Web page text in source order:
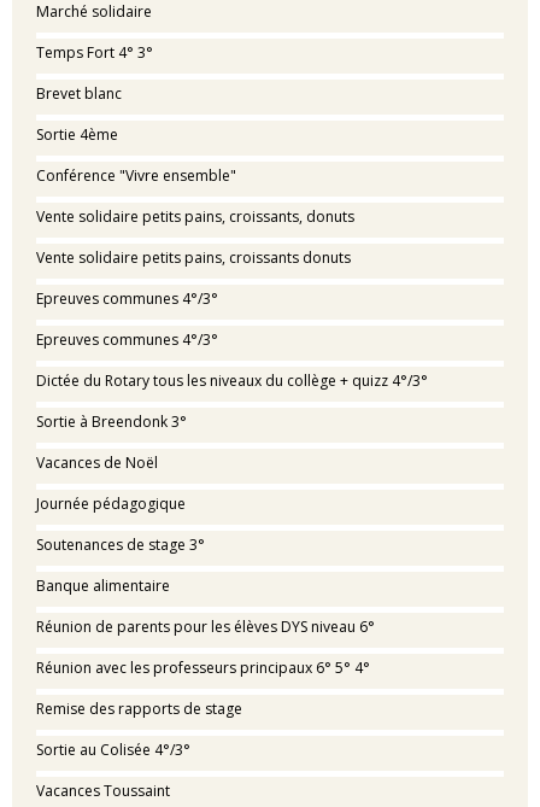
Marché solidaire
Temps Fort 4° 3°
Brevet blanc
Sortie 4ème
Conférence "Vivre ensemble"
Vente solidaire petits pains, croissants, donuts
Vente solidaire petits pains, croissants donuts
Epreuves communes 4°/3°
Epreuves communes 4°/3°
Dictée du Rotary tous les niveaux du collège + quizz 4°/3°
Sortie à Breendonk 3°
Vacances de Noël
Journée pédagogique
Soutenances de stage 3°
Banque alimentaire
Réunion de parents pour les élèves DYS niveau 6°
Réunion avec les professeurs principaux 6° 5° 4°
Remise des rapports de stage
Sortie au Colisée 4°/3°
Vacances Toussaint